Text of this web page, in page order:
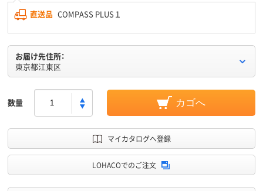
直送品 COMPASS PLUS１
お届け先住所：
東京都江東区
数量 カゴへ
マイカタログへ登録
LOHACOでのご注文